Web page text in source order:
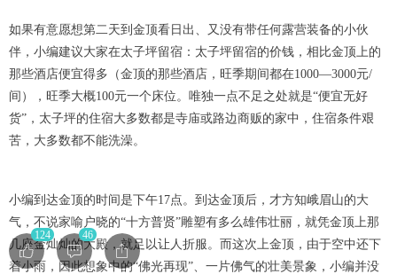
如果有意愿想第二天到金顶看日出、又没有带任何露营装备的小伙
伴，小编建议大家在太子坪留宿：太子坪留宿的价钱，相比金顶上的
那些酒店便宜得多（金顶的那些酒店，旺季期间都在1000—3000元/
间），旺季大概100元一个床位。唯独一点不足之处就是“便宜无好
货”，太子坪的住宿大多数都是寺庙或路边商贩的家中，住宿条件艰
苦，大多数都不能洗澡。
小编到达金顶的时间是下午17点。到达金顶后，才方知峨眉山的大
气，不说家喻户晓的“十方普贤”雕塑有多么雄伟壮丽，就凭金顶上那
几座金灿灿的大殿，就足以让人折服。而这次上金顶，由于空中还下
着小雨，因此想象中的“佛光再现”、一片佛气的壮美景象，小编并没
124 46